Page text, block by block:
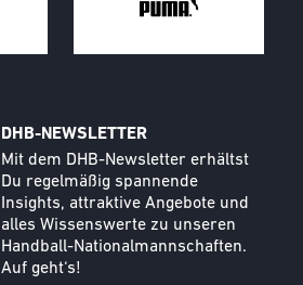
DHB-NEWSLETTER
Text
Mit dem DHB-Newsletter erhältst
Du regelmäßig spannende
Insights, attraktive Angebote und
alles Wissenswerte zu unseren
Handball-Nationalmannschaften.
Auf geht‘s!